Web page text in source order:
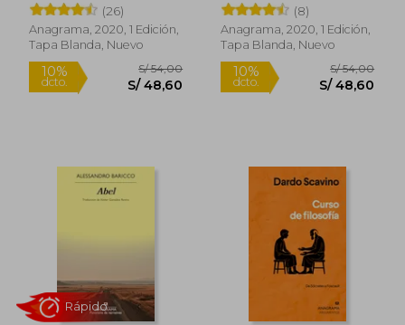
55% S/ 217,25 10% S/
(26)
Anagrama, 2020, 1 Edición,
Tapa Blanda, Nuevo
(8)
Anagrama, 2020, 1 Edición,
Tapa Blanda, Nuevo